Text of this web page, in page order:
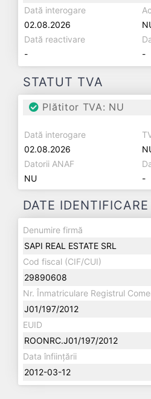
Dată interogare
02.08.2026
Dată reactivare
-
-
STATUT TVA
Plătitor TVA: NU
Dată interogare
02.08.2026
Datorii ANAF
NU
-
DATE IDENTIFICARE
Denumire firmă
SAPI REAL ESTATE SRL
Cod fiscal (CIF/CUI)
29890608
Nr. Înmatriculare Registrul
J01/197/2012
EUID
ROONRC.J01/197/2012
Data înființării
2012-03-12